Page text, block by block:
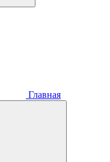
Главная